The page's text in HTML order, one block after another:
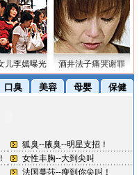
儿李嫣曝光 酒井法子痛哭谢罪